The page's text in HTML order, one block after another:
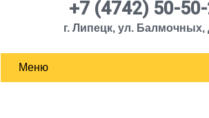
+7 (4742) 50-
г. Липецк, ул. Балмочных,
Меню